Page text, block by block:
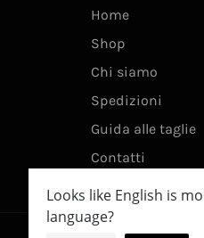
Home
Shop
Chi siamo
Spedizioni
Guida alle taglie
Contatti